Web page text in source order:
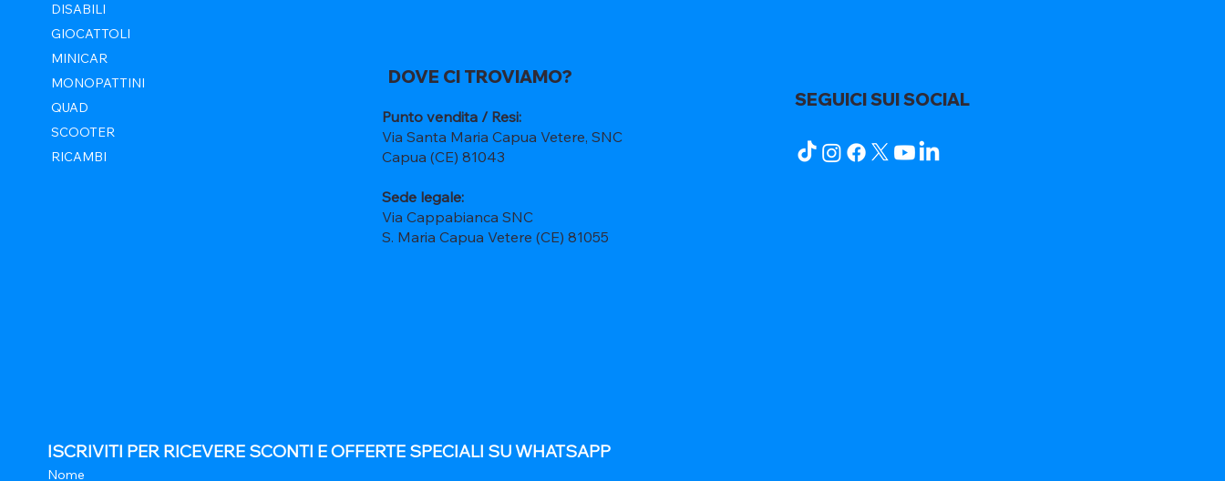
DISABILI
GIOCATTOLI
MINICAR
MONOPATTINI
QUAD
SCOOTER
RICAMBI
DOVE CI TROVIAMO?
Punto vendita / Resi:
Via Santa Maria Capua Vetere, SNC
Capua (CE) 81043
Sede legale:
Via Cappabianca SNC
S. Maria Capua Vetere (CE) 81055
SEGUICI SUI SOCIAL
ISCRIVITI PER RICEVERE SCONTI E OFFERTE SPECIALI SU WHATSAPP
Nome